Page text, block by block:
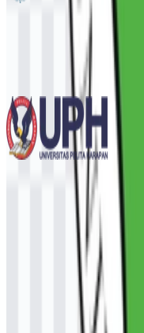
Universitas
533
Universitas
© 2026 ZonaLogo.com -
Kontak Privasi